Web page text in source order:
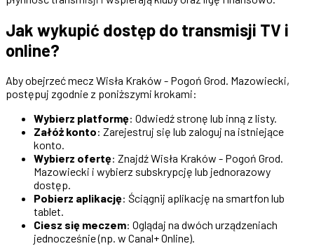
Jak wykupić dostęp do transmisji TV i
online?
Aby obejrzeć mecz Wisła Kraków - Pogoń Grod. Mazowiecki,
postępuj zgodnie z poniższymi krokami:
Wybierz platformę: Odwiedź stronę lub inną z listy.
Załóż konto: Zarejestruj się lub zaloguj na istniejące
konto.
Wybierz ofertę: Znajdź Wisła Kraków - Pogoń Grod.
Mazowiecki i wybierz subskrypcję lub jednorazowy
dostęp.
Pobierz aplikację: Ściągnij aplikację na smartfon lub
tablet.
Ciesz się meczem: Oglądaj na dwóch urządzeniach
jednocześnie (np. w Canal+ Online).